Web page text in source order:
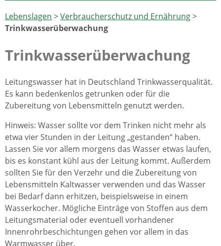
Lebenslagen >Verbraucherschutz und Ernährung>
Trinkwasserüberwachung
Trinkwasserüberwachung
Leitungswasser hat in Deutschland Trinkwasserqualität.
Es kann bedenkenlos getrunken oder für die
Zubereitung von Lebensmitteln genutzt werden.
Hinweis: Wasser sollte vor dem Trinken nicht mehr als
etwa vier Stunden in der Leitung „gestanden“ haben.
Lassen Sie vor allem morgens das Wasser etwas laufen,
bis es konstant kühl aus der Leitung kommt. Außerdem
sollten Sie für den Verzehr und die Zubereitung von
Lebensmitteln Kaltwasser verwenden und das Wasser
bei Bedarf dann erhitzen, beispielsweise in einem
Wasserkocher. Mögliche Einträge von Stoffen aus dem
Leitungsmaterial oder eventuell vorhandener
Innenrohrbeschichtungen gehen vor allem in das
Warmwasser über.